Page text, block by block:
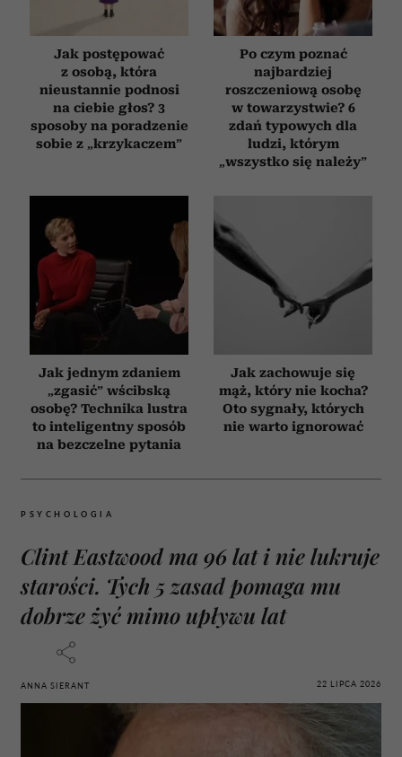
Jak postępować
z osobą, która
nieustannie podnosi
na ciebie głos? 3
sposoby na poradzenie
sobie z „krzykaczem”
Po czym poznać
najbardziej
roszczeniową osobę
w towarzystwie? 6
zdań typowych dla
ludzi, którym
„wszystko się należy”
Jak jednym zdaniem
„zgasić” wścibską
osobę? Technika lustra
to inteligentny sposób
na bezczelne pytania
Jak zachowuje się
mąż, który nie kocha?
Oto sygnały, których
nie warto ignorować
PSYCHOLOGIA
Clint Eastwood ma 96 lat i nie lukruje
starości. Tych 5 zasad pomaga mu
dobrze żyć mimo upływu lat
ANNA SIERANT 22 LIPCA 2026